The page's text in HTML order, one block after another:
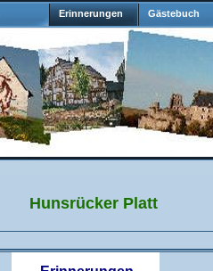
Erinnerungen Gästebuch
Hunsrücker Platt